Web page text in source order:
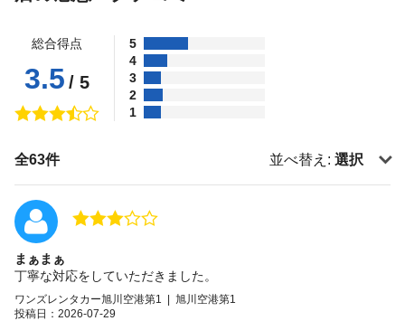
総合得点
3.5 / 5
5
4
3
2
1
全63件 並べ替え: 選択
まぁまぁ
丁寧な対応をしていただきました。
ワンズレンタカー旭川空港第1 | 旭川空港第1
投稿日：2026-07-29